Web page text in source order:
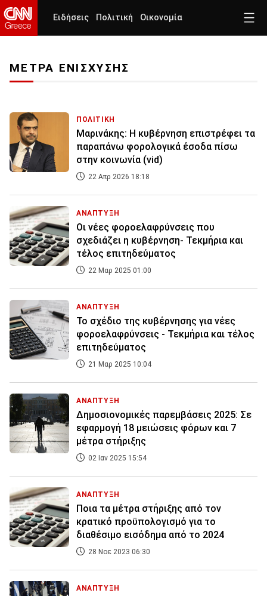
Ειδήσεις Πολιτική Οικονομία
ΜΕΤΡΑ ΕΝΙΣΧΥΣΗΣ
ΠΟΛΙΤΙΚΗ
Μαρινάκης: Η κυβέρνηση επιστρέφει τα
παραπάνω φορολογικά έσοδα πίσω
στην κοινωνία (vid)
22 Απρ 2026 18:18
ΑΝΑΠΤΥΞΗ
Οι νέες φοροελαφρύνσεις που
σχεδιάζει η κυβέρνηση- Τεκμήρια και
τέλος επιτηδεύματος
22 Μαρ 2025 01:00
ΑΝΑΠΤΥΞΗ
Το σχέδιο της κυβέρνησης για νέες
φοροελαφρύνσεις - Τεκμήρια και τέλος
επιτηδεύματος
21 Μαρ 2025 10:04
ΑΝΑΠΤΥΞΗ
Δημοσιονομικές παρεμβάσεις 2025: Σε
εφαρμογή 18 μειώσεις φόρων και 7
μέτρα στήριξης
02 Ιαν 2025 15:54
ΑΝΑΠΤΥΞΗ
Ποια τα μέτρα στήριξης από τον
κρατικό προϋπολογισμό για το
διαθέσιμο εισόδημα από το 2024
28 Νοε 2023 06:30
ΑΝΑΠΤΥΞΗ